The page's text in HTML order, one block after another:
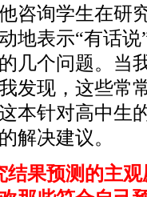
咨询学生在研
地表示“有话
几个问题。当
发现，这些常
本针对高中生
解决建议。
果预测的主